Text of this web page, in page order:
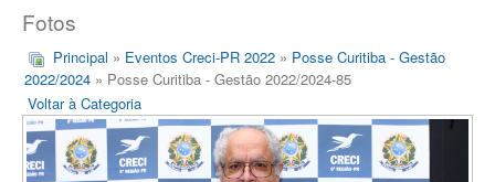
Fotos
Principal » Eventos Creci-PR 2022 » Posse Curitiba - Gestão
2022/2024 » Posse Curitiba - Gestão 2022/2024-85
Voltar à Categoria